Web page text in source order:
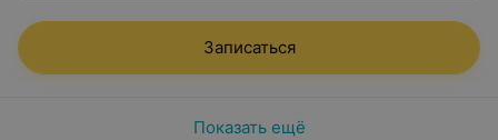
Записаться
Показать ещё